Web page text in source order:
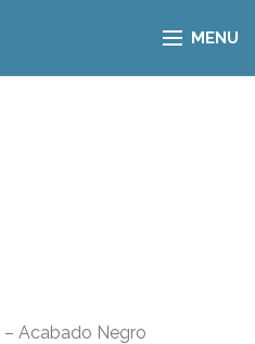
MENU
Acabado Negro